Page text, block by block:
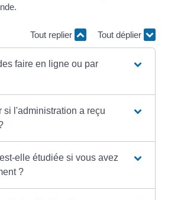
Tout replier Tout déplier
faire en ligne ou par
si l'administration a reçu
elle étudiée si vous avez
?